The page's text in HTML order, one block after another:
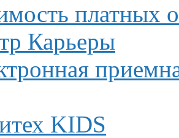
платных
Карьеры
KIDS